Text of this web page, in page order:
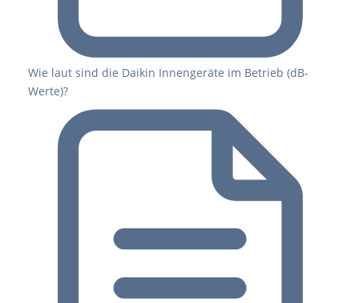
Wie laut sind die Daikin Innengeräte im Betrieb (dB-
Werte)?